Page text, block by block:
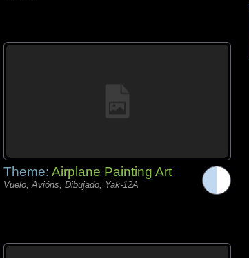
Theme: Airplane Painting Art
Vuelo, Avións, Dibujado, Yak-12A